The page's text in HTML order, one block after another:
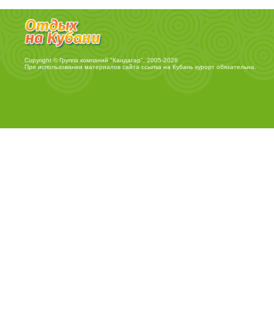
Copyright © Группа компаний "Кандагар", 2005-2026
При использовании материалов сайта ссылка на Кубань курортобязательна.